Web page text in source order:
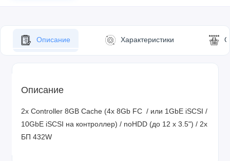
Описание Характеристики
Описание
2x Controller 8GB Cache (4x 8Gb FC / или 1GbE iSCSI /
10GbE iSCSI на контроллер) / noHDD (до 12 x 3.5") / 2x
БП 432W